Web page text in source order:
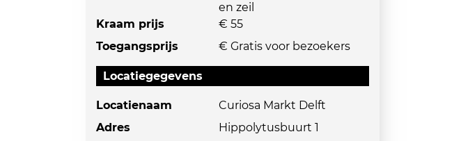
en zeil
Kraam prijs
€ 55
Toegangsprijs
€ Gratis voor bezoekers
Locatiegegevens
Locatienaam
Curiosa Markt Delft
Adres
Hippolytusbuurt 1